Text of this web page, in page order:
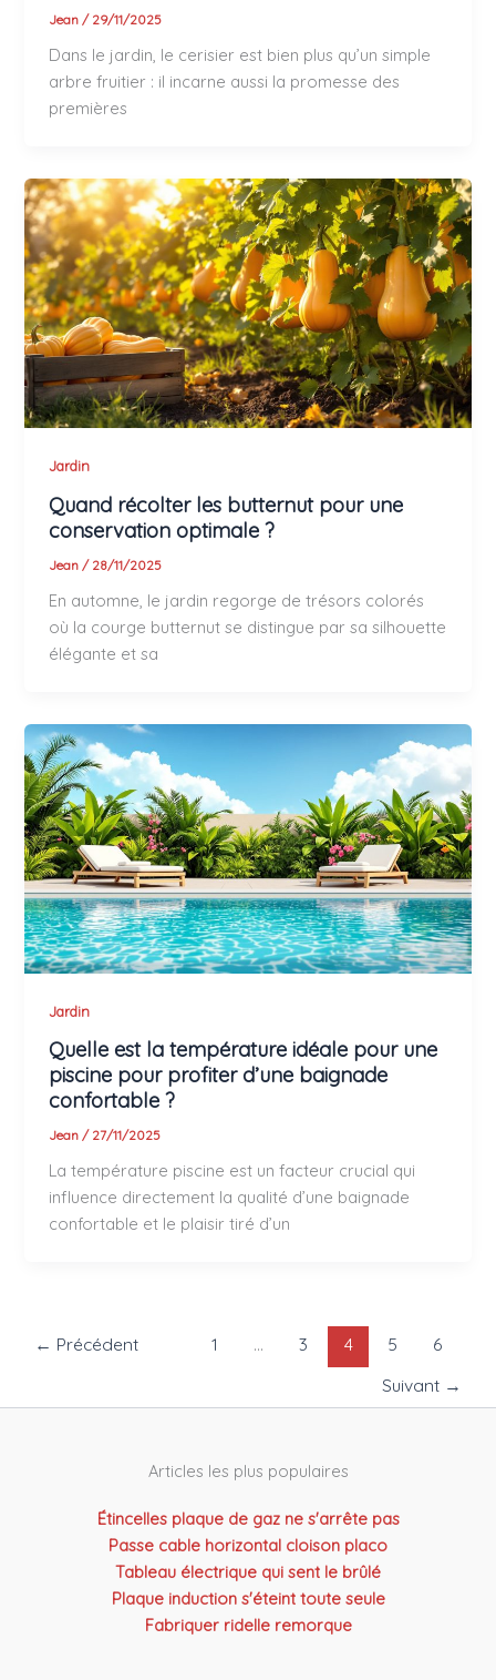
Jean/ 29/11/2025
Dans le jardin, le cerisier est bien plus qu’un simple
arbre fruitier : il incarne aussi la promesse des
premières
Jardin
Quand récolter les butternut pour une
conservation optimale ?
Jean / 28/11/2025
En automne, le jardin regorge de trésors colorés
où la courge butternut se distingue par sa silhouette
élégante et sa
Jardin
Quelle est la température idéale pour une
piscine pour profiter d’une baignade
confortable ?
Jean/ 27/11/2025
La température piscine est un facteur crucial qui
influence directement la qualité d’une baignade
confortable et le plaisir tiré d’un
← Précédent 1 … 3 4 5
6
Suivant →
Articles les plus populaires
Étincelles plaque de gaz ne s'arrête pas
Passe cable horizontal cloison placo
Tableau électrique qui sent le brûlé
Plaque induction s'éteint toute seule
Fabriquer ridelle remorque